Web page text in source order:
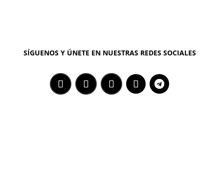
SÍGUENOS Y ÚNETE EN NUESTRAS REDES SOCIALES